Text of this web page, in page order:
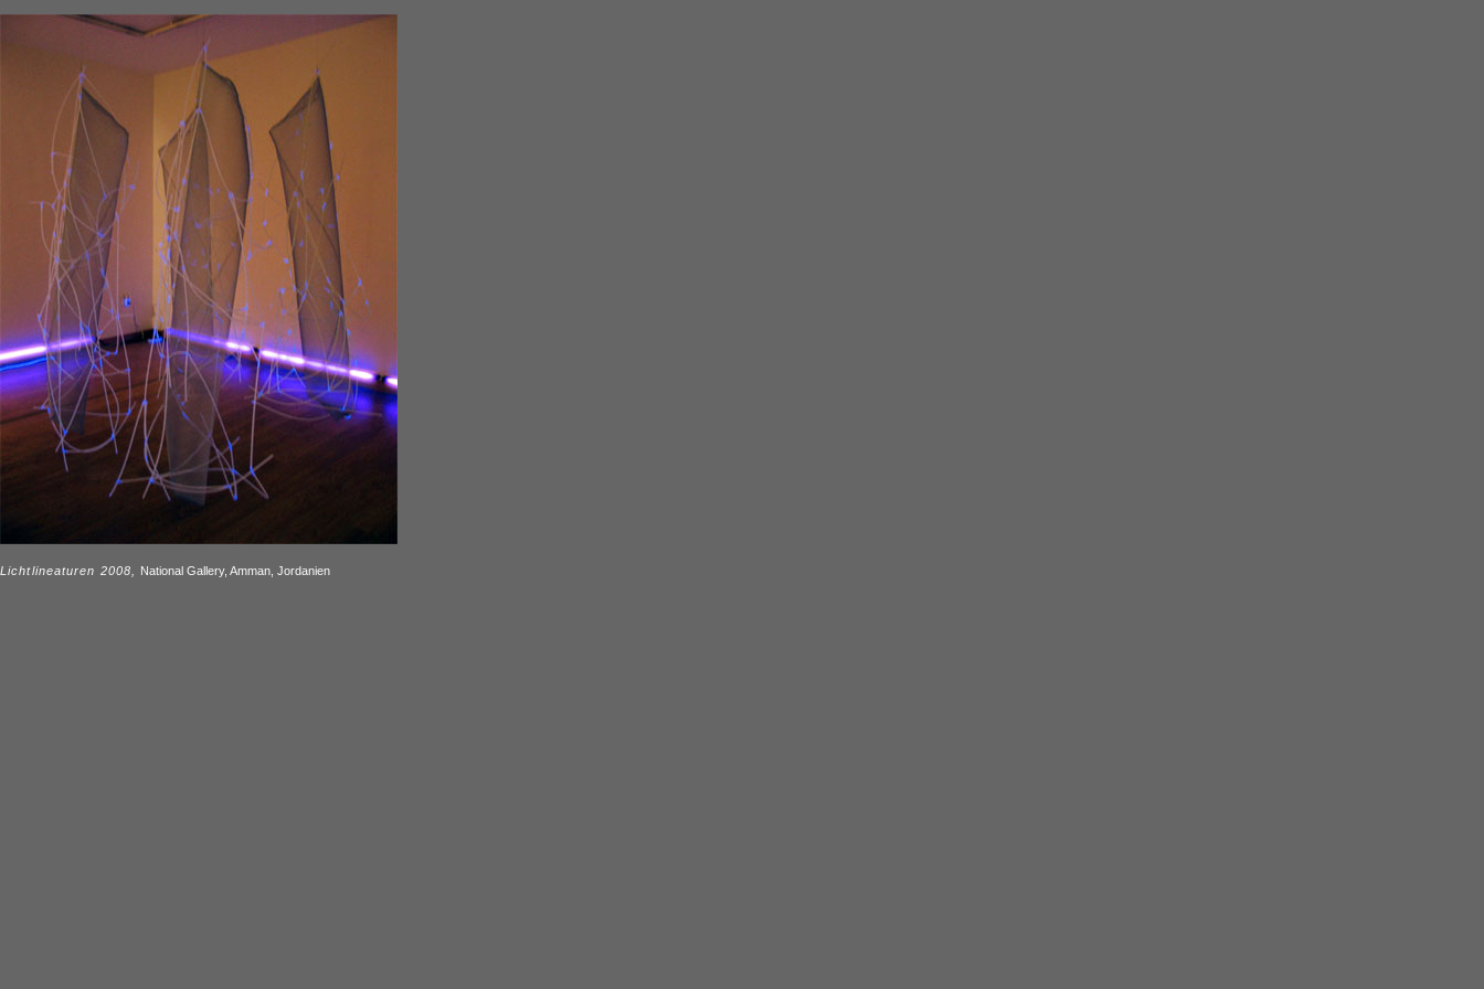
Lichtlineaturen 2008, National Gallery, Amman, Jordanien